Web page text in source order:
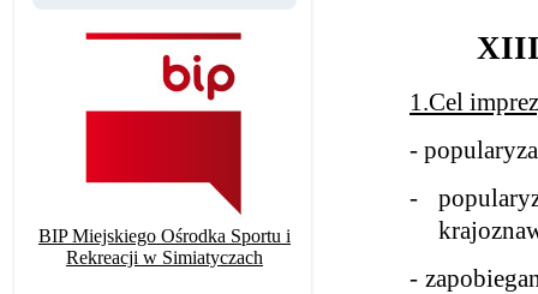
BIP Miejskiego Ośrodka Sportu i
Rekreacji w Simiatyczach
1.Cel
-
-
-